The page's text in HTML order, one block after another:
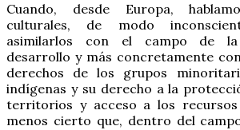
Cuando, desde Europa,
culturales, de modo
asimilarlos con el campo de
desarrollo y más concretamente
derechos de los grupos
indígenas y su derecho a la
territorios y acceso a los
menos cierto que, dentro del